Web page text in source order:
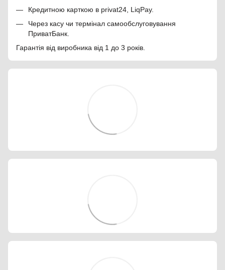
Кредитною карткою в privat24, LiqPay.
Через касу чи термінал самообслуговування
ПриватБанк.
Гарантія від виробника від 1 до 3 років.